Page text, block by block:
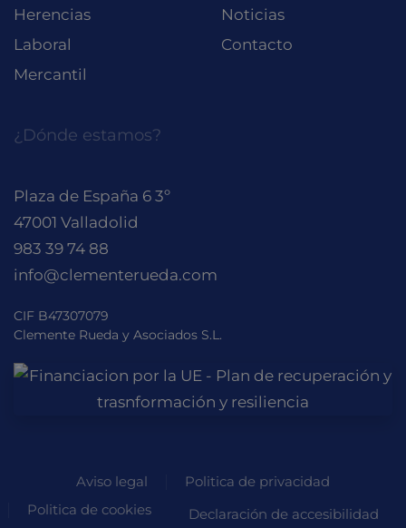
Herencias
Laboral
Mercantil
Noticias
Contacto
¿Dónde estamos?
Plaza de España 6 3º
47001 Valladolid
983 39 74 88
info@clementerueda.com
CIF B47307079
Clemente Rueda y Asociados S.L.
Aviso legal
Politica de privacidad
Politica de cookies
Declaración de accesibilidad